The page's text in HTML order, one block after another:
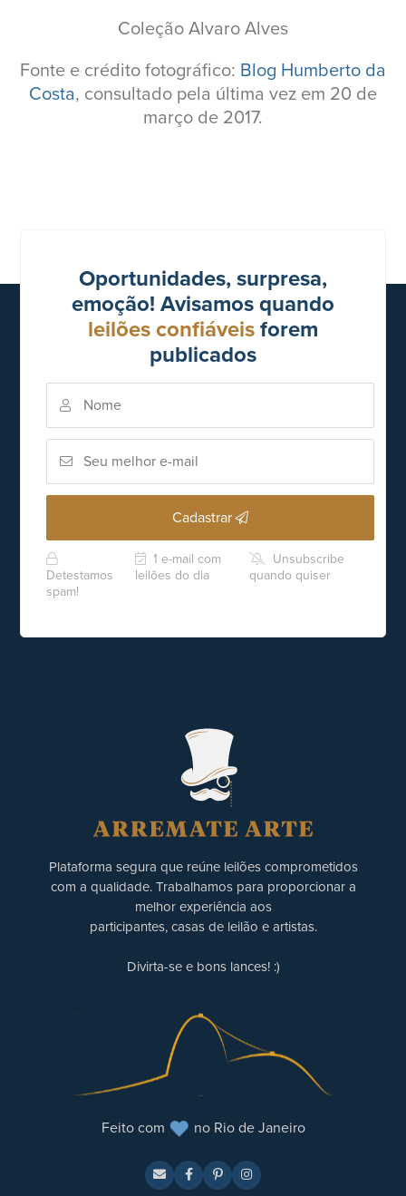
Coleção Alvaro Alves
Fonte e crédito fotográfico: Blog Humberto da
Costa, consultado pela última vez em 20 de
março de 2017.
Oportunidades, surpresa,
emoção! Avisamos quando
leilões confiáveis forem
publicados
Cadastrar
Detestamos
spam!
1 e-mail com
leilões do dia
Unsubscribe
quando quiser
Plataforma segura que reúne leilões comprometidos
com a qualidade. Trabalhamos para proporcionar a
melhor experiência aos
participantes, casas de leilão e artistas.
Divirta-se e bons lances! :)
Feito com no Rio de Janeiro